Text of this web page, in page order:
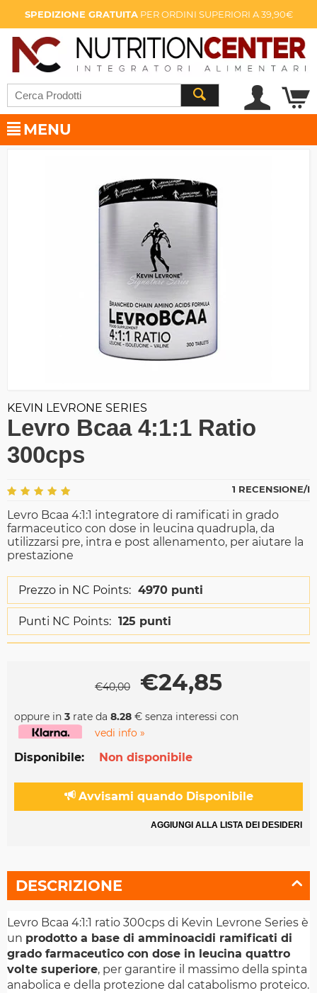
SPEDIZIONE GRATUITAPER ORDINI SUPERIORI A 39,90€
MENU
KEVIN LEVRONE SERIES
Levro Bcaa 4:1:1 Ratio
300cps
1 RECENSIONE/I
Levro Bcaa 4:1:1 integratore di ramificati in grado
farmaceutico con dose in leucina quadrupla, da
utilizzarsi pre, intra e post allenamento, per aiutare la
prestazione
Prezzo in NC Points: 4970 punti
Punti NC Points: 125 punti
€40,00 €24,85
oppure in 3 rate da 8.28 € senza interessi con
vedi info »
Disponibile: Non disponibile
Avvisami quando Disponibile
AGGIUNGI ALLA LISTA DEI DESIDERI
DESCRIZIONE
Levro Bcaa 4:1:1 ratio 300cps di Kevin Levrone Series è
un prodotto a base di amminoacidi ramificati di
grado farmaceutico con dose in leucina quattro
volte superiore, per garantire il massimo della spinta
anabolica e della protezione dal catabolismo proteico.